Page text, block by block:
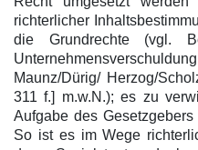
richterlicher
die Grundrechte (vgl.
Maunz/Dürig/ Herzog/
311 f.] m.w.N.); es zu
Aufgabe des
So ist es im Wege